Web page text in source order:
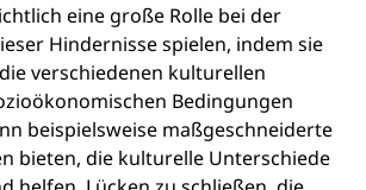
eine große Rolle bei der
Hindernisse spielen, indem sie
verschiedenen kulturellen
Bedingungen
beispielsweise maßgeschneiderte
bieten, die kulturelle Unterschiede